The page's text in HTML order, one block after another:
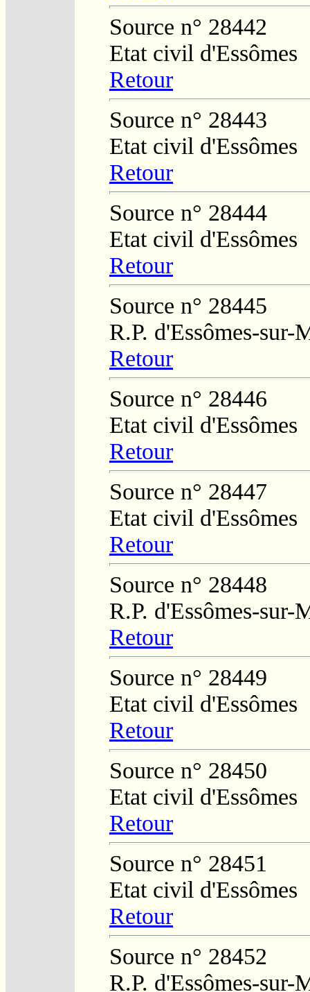
Source n° 28442
Etat civil d'Essômes
Retour
Source n° 28443
Etat civil d'Essômes
Retour
Source n° 28444
Etat civil d'Essômes
Retour
Source n° 28445
R.P. d'Essômes-sur-
Retour
Source n° 28446
Etat civil d'Essômes
Retour
Source n° 28447
Etat civil d'Essômes
Retour
Source n° 28448
R.P. d'Essômes-sur-
Retour
Source n° 28449
Etat civil d'Essômes
Retour
Source n° 28450
Etat civil d'Essômes
Retour
Source n° 28451
Etat civil d'Essômes
Retour
Source n° 28452
R.P. d'Essômes-sur-